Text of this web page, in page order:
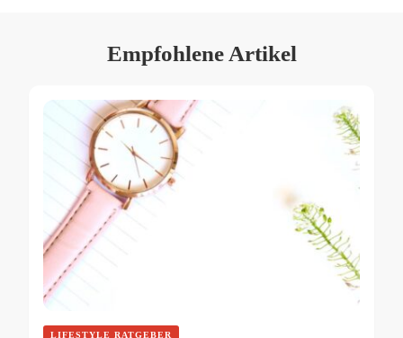
Empfohlene Artikel
LIFESTYLE RATGEBER